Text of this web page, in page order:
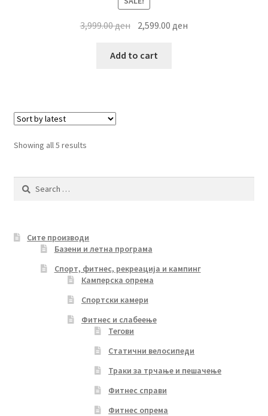
3,999.00ден Original
was:
2,599.00 ден
Add to cart
Showing all 5 resultsSorted
Search
Сите производи
Базени и летна програма
Спорт, фитнес, рекреација и кампинг
Камперска опрема
Спортски камери
Фитнес и слабеење
Тегови
Статични велосипеди
Траки за трчање и пешачење
Фитнес справи
Фитнес опрема